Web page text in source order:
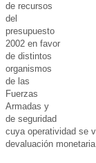
de recursos
del
presupuesto
2002 en favor
de distintos
organismos
de las
Fuerzas
Armadas y
de seguridad
cuya operatividad se
devaluación